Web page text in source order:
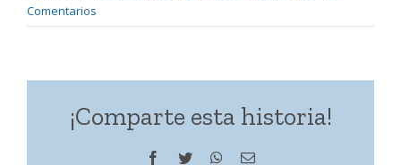
Comentarios
¡Comparte esta historia!
Facebook
Twitter WhatsApp
Correo